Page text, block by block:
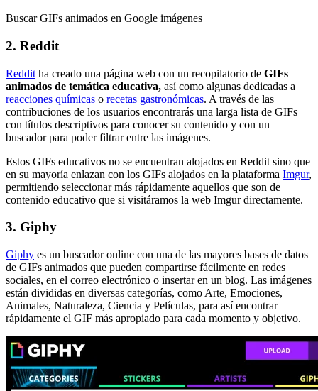
Buscar GIFs animados en Google imágenes
2. Reddit
Reddit ha creado una página web con un recopilatorio de GIFs
animados de temática educativa, así como algunas dedicadas a
reacciones químicas o recetas gastronómicas. A través de las
contribuciones de los usuarios encontrarás una larga lista de GIFs
con títulos descriptivos para conocer su contenido y con un
buscador para poder filtrar entre las imágenes.
Estos GIFs educativos no se encuentran alojados en Reddit sino que
en su mayoría enlazan con los GIFs alojados en la plataforma Imgur,
permitiendo seleccionar más rápidamente aquellos que son de
contenido educativo que si visitáramos la web Imgur directamente.
3. Giphy
Giphy es un buscador online con una de las mayores bases de datos
de GIFs animados que pueden compartirse fácilmente en redes
sociales, en el correo electrónico o insertar en un blog. Las imágenes
están divididas en diversas categorías, como Arte, Emociones,
Animales, Naturaleza, Ciencia y Películas, para así encontrar
rápidamente el GIF más apropiado para cada momento y objetivo.